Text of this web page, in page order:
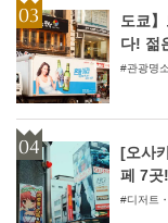
도쿄
다! 젊
하게
관광명소
[오사
페 7곳!
디저트